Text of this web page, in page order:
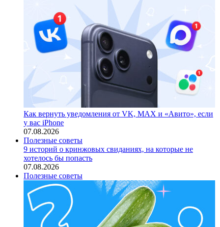
Как вернуть уведомления от VK, MAX и «Авито», если
у вас iPhone
07.08.2026
Полезные советы
9 историй о кринжовых свиданиях, на которые не
хотелось бы попасть
07.08.2026
Полезные советы